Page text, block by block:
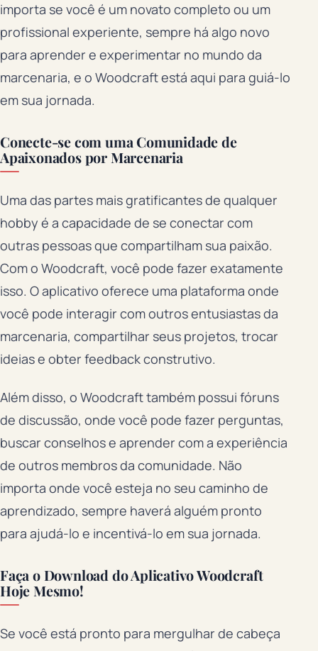
importa se você é um novato completo ou um
profissional experiente, sempre há algo novo
para aprender e experimentar no mundo da
marcenaria, e o Woodcraft está aqui para guiá-lo
em sua jornada.
Conecte-se com uma Comunidade de
Apaixonados por Marcenaria
Uma das partes mais gratificantes de qualquer
hobby é a capacidade de se conectar com
outras pessoas que compartilham sua paixão.
Com o Woodcraft, você pode fazer exatamente
isso. O aplicativo oferece uma plataforma onde
você pode interagir com outros entusiastas da
marcenaria, compartilhar seus projetos, trocar
ideias e obter feedback construtivo.
Além disso, o Woodcraft também possui fóruns
de discussão, onde você pode fazer perguntas,
buscar conselhos e aprender com a experiência
de outros membros da comunidade. Não
importa onde você esteja no seu caminho de
aprendizado, sempre haverá alguém pronto
para ajudá-lo e incentivá-lo em sua jornada.
Faça o Download do Aplicativo Woodcraft
Hoje Mesmo!
Se você está pronto para mergulhar de cabeça